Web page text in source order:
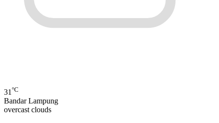
31 °C
Bandar Lampung
overcast clouds